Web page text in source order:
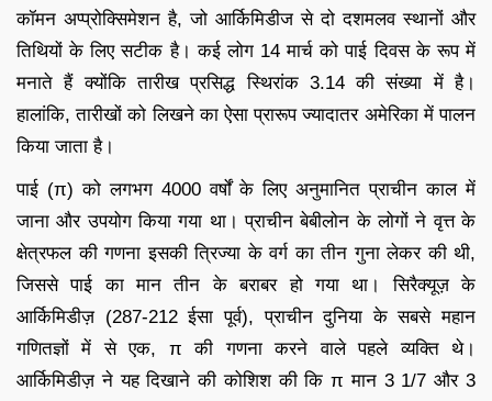
कॉमन अप्प्रोक्सिमेशन है, जो आर्किमिडीज से दो दशमलव स्थानों और
तिथियों के लिए सटीक है। कई लोग 14 मार्च को पाई दिवस के रूप में
मनाते हैं क्योंकि तारीख प्रसिद्ध स्थिरांक 3.14 की संख्या में है।
हालांकि, तारीखों को लिखने का ऐसा प्रारूप ज्यादातर अमेरिका में पालन
किया जाता है।
पाई (π) को लगभग 4000 वर्षों के लिए अनुमानित प्राचीन काल में
जाना और उपयोग किया गया था। प्राचीन बेबीलोन के लोगों ने वृत्त के
क्षेत्रफल की गणना इसकी त्रिज्या के वर्ग का तीन गुना लेकर की थी,
जिससे पाई का मान तीन के बराबर हो गया था। सिरैक्यूज़ के
आर्किमिडीज़ (287-212 ईसा पूर्व), प्राचीन दुनिया के सबसे महान
गणितज्ञों में से एक, π की गणना करने वाले पहले व्यक्ति थे।
आर्किमिडीज़ ने यह दिखाने की कोशिश की कि π मान 3 1/7 और 3